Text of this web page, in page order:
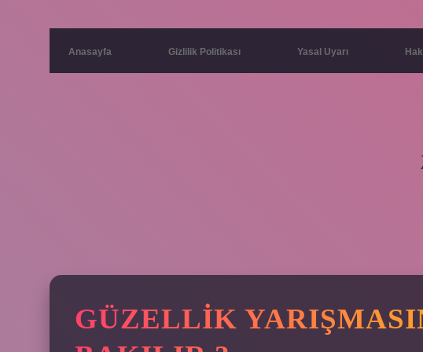
Anasayfa Gizlilik Politikası Yasal Uyarı
GÜZELLIK